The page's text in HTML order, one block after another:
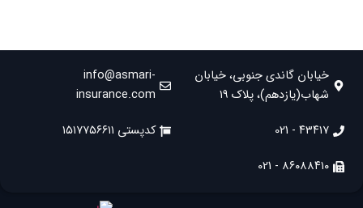
خیابان گاندی جنوبی، خیابان
شهاب(یازدهم)، پلاک ۱۹
۴۳۴۱۷ - 021
۸۶۰۸۸۴۱۰ - 021
info@asmari-
insurance.com
کدپستی ۱۵۱۷۷۵۶۶۱۱